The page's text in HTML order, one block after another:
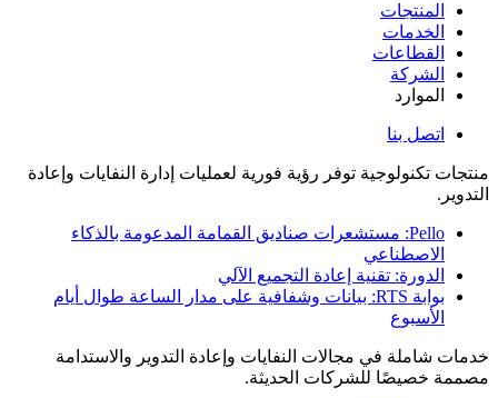
المنتجات
الخدمات
القطاعات
الشركة
الموارد
اتصل بنا
منتجات تكنولوجية توفر رؤية فورية لعمليات إدارة النفايات وإعادة
التدوير.
Pello: مستشعرات صناديق القمامة المدعومة بالذكاء
الاصطناعي
الدورة: تقنية إعادة التجميع الآلي
بوابة RTS: بيانات وشفافية على مدار الساعة طوال أيام
الأسبوع
خدمات شاملة في مجالات النفايات وإعادة التدوير والاستدامة
مصممة خصيصًا للشركات الحديثة.